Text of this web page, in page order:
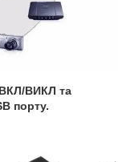
ВИКЛ та
порту.